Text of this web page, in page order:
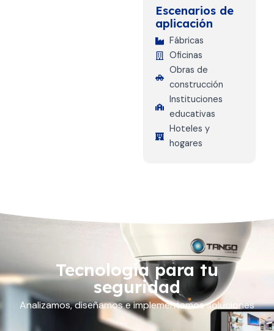
Escenarios de
aplicación
Fábricas
Oficinas
Obras de
construcción
Instituciones
educativas
Hoteles y
hogares
Tecnología para tu
seguridad
Analizamos, diseñamos e implementamos soluciones